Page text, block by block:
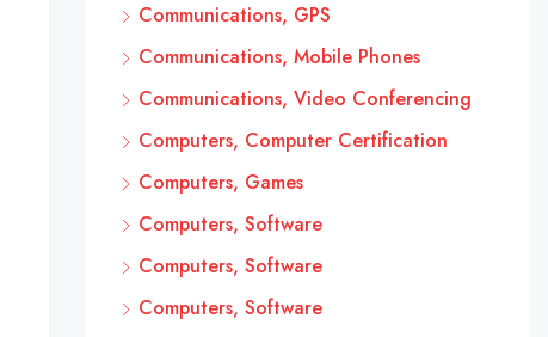
Communications, GPS
Communications, Mobile Phones
Communications, Video Conferencing
Computers, Computer Certification
Computers, Games
Computers, Software
Computers, Software
Computers, Software